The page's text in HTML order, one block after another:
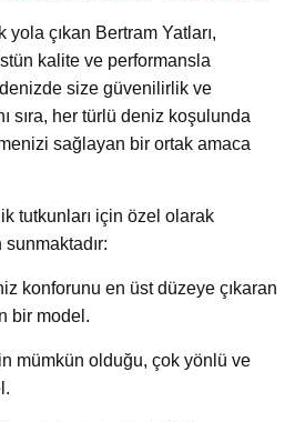
çıkan Bertram Yatları,
kalite ve performansla
denizde size güvenilirlik ve
sıra, her türlü deniz koşulunda
sağlayan bir ortak amaca
tutkunları için özel olarak
konforunu en üst düzeye çıkaran
bir model.
mümkün olduğu, çok yönlü ve